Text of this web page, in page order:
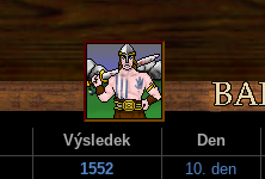
Výsledek
Den
1552
10. den